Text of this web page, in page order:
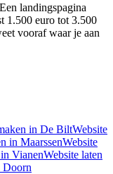
landingspagina
1.500 euro tot 3.500
vooraf waar je aan
in De BiltWebsite
in MaarssenWebsite
VianenWebsite laten
Doorn